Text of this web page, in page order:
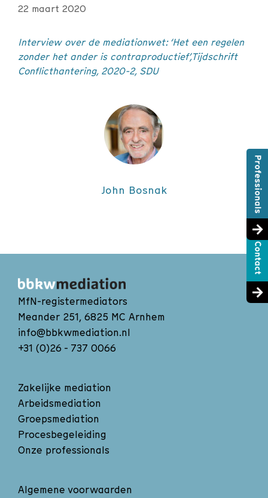
22 maart 2020
Interview over de mediationwet: ‘Het een regelen
zonder het ander is contraproductief’,Tijdschrift
Conflicthantering, 2020-2, SDU
John Bosnak
MfN-registermediators
Meander 251, 6825 MC Arnhem
info@bbkwmediation.nl
+31 (0)26 - 737 0066
Zakelijke mediation
Arbeidsmediation
Groepsmediation
Procesbegeleiding
Onze professionals
Algemene voorwaarden